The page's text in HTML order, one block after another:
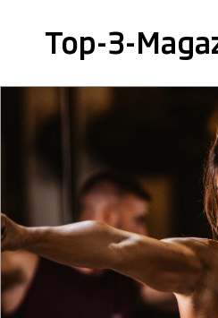
Top-3-